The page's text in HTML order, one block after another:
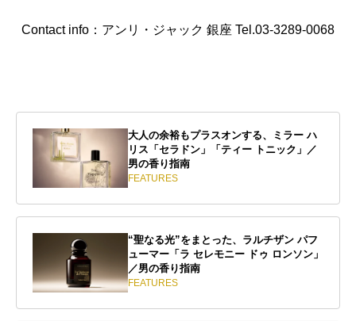
Contact info：アンリ・ジャック 銀座 Tel.03-3289-0068
大人の余裕もプラスオンする、ミラー ハ
リス「セラドン」「ティー トニック」／
男の香り指南
FEATURES
“聖なる光”をまとった、ラルチザン パフ
ューマー「ラ セレモニー ドゥ ロンソン」
／男の香り指南
FEATURES